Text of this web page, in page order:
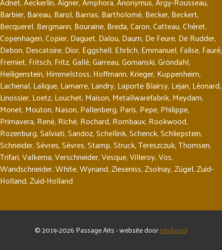
Barbier, Bareau, Barol, Barrias, Bartholomé, Becker, Beckert,
Becquerel, Bergmann, Bouraine, Breda,Caron,Catteau,Chéret,
Copenhagen,Copier, Daguet, Dalou, Daum, De Feure, De Rudder,
Debon, Descatoire, Dior, Eggshell, Ehrlich, Emmanuel, Falise, Fauré,
Fremiet, Fritsch, Fritz,Gallé,Garreau,Gomanski,Gröndahl,
Heiligenstein, Himmelstoss, Hoffmann, Krieger, Kuppenheim,
Lachenal, Lalique, Lamarre, Landry, Laporte Blairsy, Lejan, Léonard,
Linossier, Loetz, Louchet, Maison, Metallwarefabrik, Meydam,
Monet, Mouton, Nason, Pallenberg, Paris, Pepe, Philippe,
Primavera, René, Riché, Rochard, Rombaux, Rookwood,
Rozenburg,Salviati,Sandoz,Schellink,Schenck,Schliepstein,
Schneider,Sèvres,Sèvres,Stamp,Struck,Tereszczuk,Thomsen,
Trifari,Valkema,Verschneider,Vesque,Villeroy,Vos,
Wandschneider,White,Wynand,Zieseniss,Zsolnay,Zügel,Zuid-
Holland,Zuid-Holland
© 2019-2026 Passage Arts - website doornils&paul